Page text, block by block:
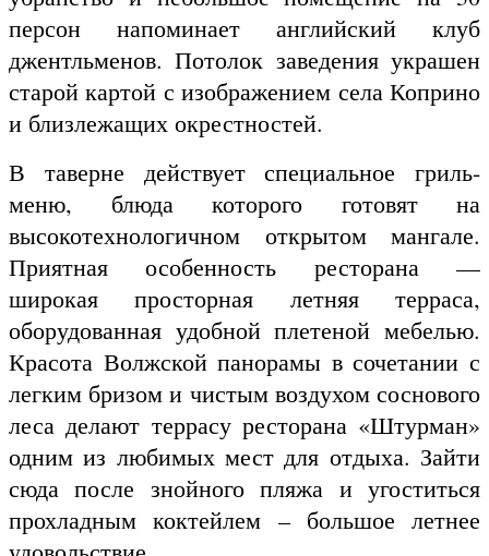
персон напоминает английский клуб
джентльменов. Потолок заведения украшен
старой картой с изображением села Коприно
и близлежащих окрестностей.
В таверне действует специальное гриль-
меню, блюда которого готовят на
высокотехнологичном открытом мангале.
Приятная особенность ресторана —
широкая просторная летняя терраса,
оборудованная удобной плетеной мебелью.
Красота Волжской панорамы в сочетании с
легким бризом и чистым воздухом соснового
леса делают террасу ресторана «Штурман»
одним из любимых мест для отдыха. Зайти
сюда после знойного пляжа и угоститься
прохладным коктейлем – большое летнее